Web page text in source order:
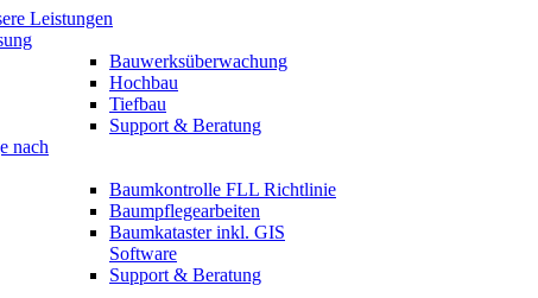
Leistungen
Bauwerksüberwachung
Hochbau
Tiefbau
Support & Beratung
nach
Baumkontrolle FLL Richtlinie
Baumpflegearbeiten
Baumkataster inkl. GIS
Software
Support & Beratung